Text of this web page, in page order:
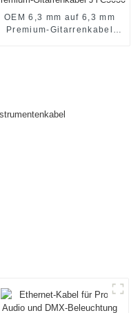
OEM 6,3 mm auf 6,3 mm
Premium-Gitarrenkabel